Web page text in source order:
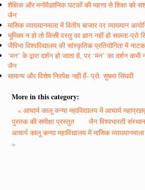
शैक्षिक और मनोवैज्ञानिक घटकों की महत्ता से शिक्षा को
जैन
मासिक व्याख्यानमाला में वितीय बाजार पर व्याख्यान
भूमिका न हो तो किसी वस्तु का ज्ञान नहीं हो सकता-प्रो
जैविभा विश्वविद्यालय की सांस्कृतिक प्रतियोगिता में
‘मन’ के द्वारा दर्शन हो जाता है, पर ‘मन’ का दर्शन
जैन
सामान्य और विशेष निरपेक्ष नही हैं- प्रो. सुषमा सिंघवी
More in this category:
« आचार्य कालू कन्या महाविद्यालय में आचार्य
पुस्तक की समीक्षा प्रस्तुत
जैन विश्वभारती
आचार्य कालू कन्या महाविद्यालय में मासिक
»